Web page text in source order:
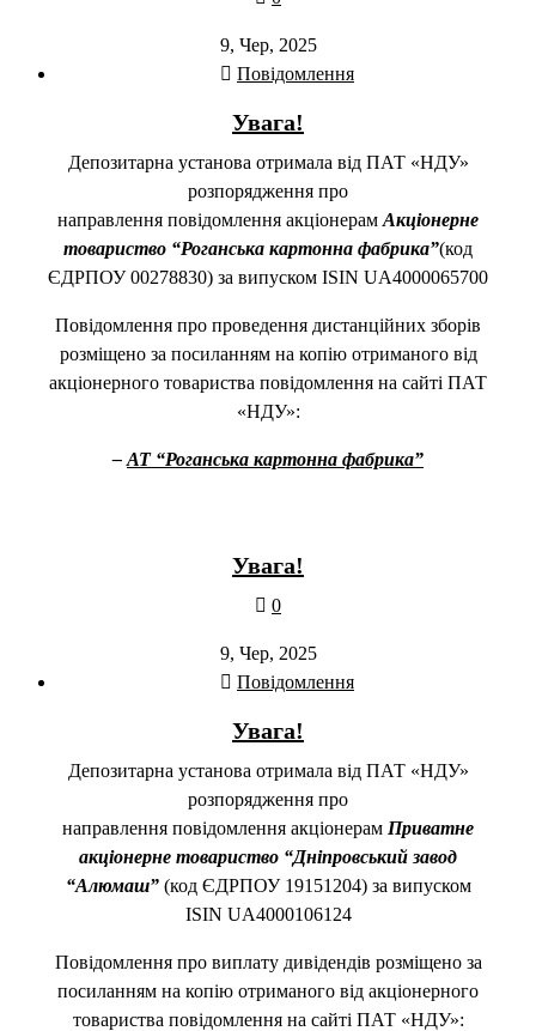
9, Чер, 2025
Повідомлення
Увага!
Депозитарна установа отримала від ПАТ «НДУ»
розпорядження про
направлення повідомлення акціонерам Акціонерне
товариство “Роганська картонна фабрика”(код
ЄДРПОУ 00278830) за випуском ISIN UA4000065700
Повідомлення про проведення дистанційних зборів
розміщено за посиланням на копію отриманого від
акціонерного товариства повідомлення на сайті ПАТ
«НДУ»:
– АТ “Роганська картонна фабрика”
Увага!
0
9, Чер, 2025
Повідомлення
Увага!
Депозитарна установа отримала від ПАТ «НДУ»
розпорядження про
направлення повідомлення акціонерам Приватне
акціонерне товариство “Дніпровський завод
“Алюмаш” (код ЄДРПОУ 19151204) за випуском
ISIN UA4000106124
Повідомлення про виплату дивідендів розміщено за
посиланням на копію отриманого від акціонерного
товариства повідомлення на сайті ПАТ «НДУ»: